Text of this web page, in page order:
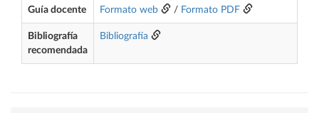
Guía docente Formato web / Formato PDF
Bibliografía
recomendada
Bibliografía